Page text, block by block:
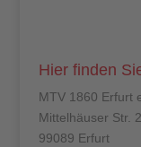
Hier finden
MTV 1860 Erfurt
Mittelhäuser Str.
99089 Erfurt